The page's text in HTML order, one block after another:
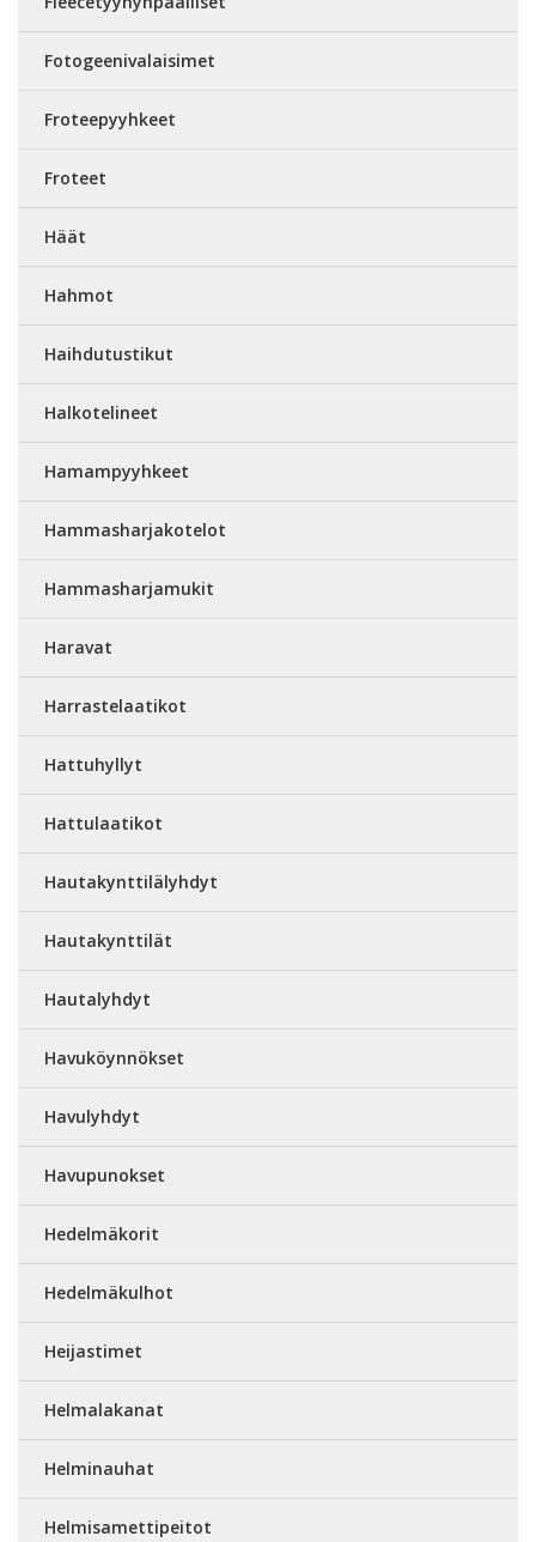
Fotogeenivalaisimet
Froteepyyhkeet
Froteet
Häät
Hahmot
Haihdutustikut
Halkotelineet
Hamampyyhkeet
Hammasharjakotelot
Hammasharjamukit
Haravat
Harrastelaatikot
Hattuhyllyt
Hattulaatikot
Hautakynttilälyhdyt
Hautakynttilät
Hautalyhdyt
Havuköynnökset
Havulyhdyt
Havupunokset
Hedelmäkorit
Hedelmäkulhot
Heijastimet
Helmalakanat
Helminauhat
Helmisamettipeitot